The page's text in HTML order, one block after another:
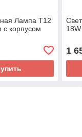
Лампа T12
с корпусом
1